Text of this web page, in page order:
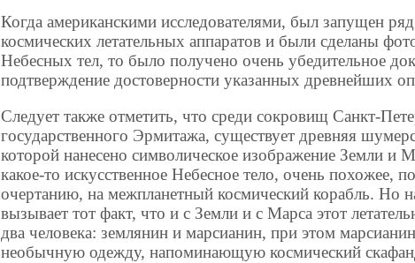
Когда американскими исследователями, был запущен
космических летательных аппаратов и были сделаны
Небесных тел, то было получено очень убедительное
подтверждение достоверности указанных древнейших
Следует также отметить, что среди сокровищ Санкт-
государственного Эрмитажа, существует древняя
которой нанесено символическое изображение Земли и
какое-то искусственное Небесное тело, очень похожее,
очертанию, на межпланетный космический корабль. Но
вызывает тот факт, что и с Земли и с Марса этот
два человека: землянин и марсианин, при этом
необычную одежду, напоминающую космический